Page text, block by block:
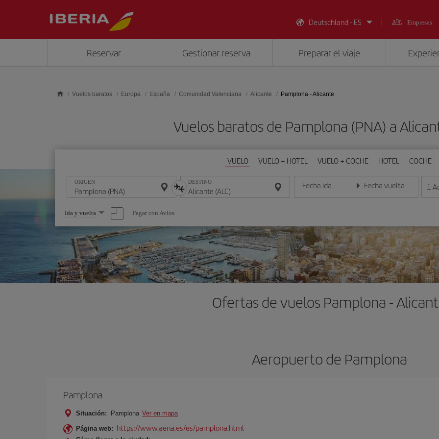
Deutschland - ES
Empresas
Reservar Gestionar reserva Preparar el viaje
Vuelos baratos Europa España Comunidad Valenciana Alicante Pamplona - Alicante
Vuelos baratos de Pamplona (PNA) a
VUELO VUELO + HOTEL VUELO + COCHE HOTEL COCHE
ORIGEN DESTINO Fecha ida
Introduce la fecha en formato día/mes/año
Fecha vuelta
Introduce la fecha en 1
Seleccione
una
opción
Ida y vuelta Pagar con Avios
Ofertas de vuelos Pamplona -
Aeropuerto de Pamplona
Pamplona
Situación: Pamplona Ver en mapa
Página web: https://www.aena.es/es/pamplona.html